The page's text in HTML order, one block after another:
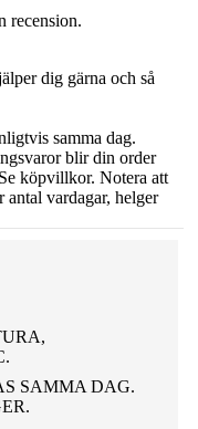
recension.
dig gärna och så
samma dag.
blir din order
köpvillkor. Notera att
antal vardagar, helger
SAMMA DAG.